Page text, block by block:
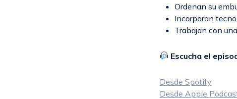
Ordenan su
Incorporan
Trabajan con
Escucha el
Desde Spotify
Desde Apple